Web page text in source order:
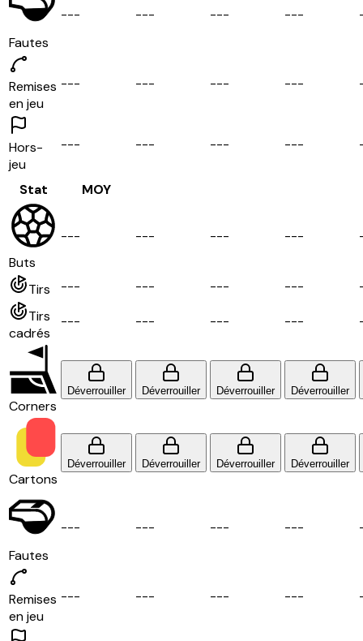
Fautes
--- --- --- ---
Remises
en jeu
--- --- --- ---
Hors-
jeu
--- --- --- ---
Stat MOY
Buts
--- --- --- ---
Tirs --- --- --- ---
Tirs
cadrés
--- --- --- ---
Corners
Déverrouiller Déverrouiller Déverrouiller Déverrouiller
Cartons
Déverrouiller Déverrouiller Déverrouiller Déverrouiller
Fautes
--- --- --- ---
Remises
en jeu
--- --- --- ---